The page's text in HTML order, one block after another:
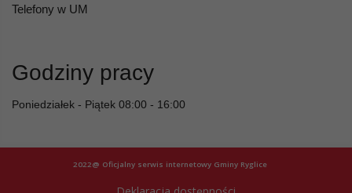
Telefony w UM
Godziny pracy
Poniedziałek - Piątek 08:00 - 16:00
2022@ Oficjalny serwis internetowy Gminy Ryglice